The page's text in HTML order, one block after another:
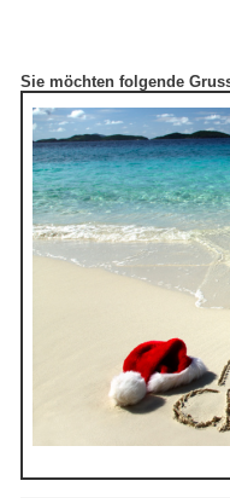
Sie möchten folgende